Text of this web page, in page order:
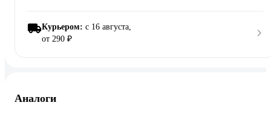
Курьером: c 16 августа,
от 290 ₽
Аналоги